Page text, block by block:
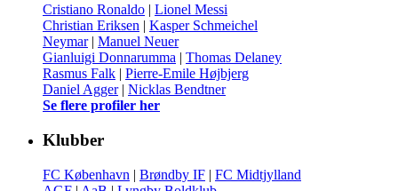
Cristiano Ronaldo | Lionel Messi
Christian Eriksen | Kasper Schmeichel
Neymar| Manuel Neuer
Gianluigi Donnarumma | Thomas Delaney
Rasmus Falk | Pierre-Emile Højbjerg
Daniel Agger| Nicklas Bendtner
Se flere profiler her
Klubber
FC København | Brøndby IF | FC Midtjylland